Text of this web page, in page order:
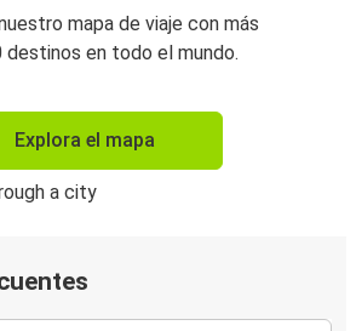
mapa de viaje con más
destinos en todo el mundo.
Explora el mapa